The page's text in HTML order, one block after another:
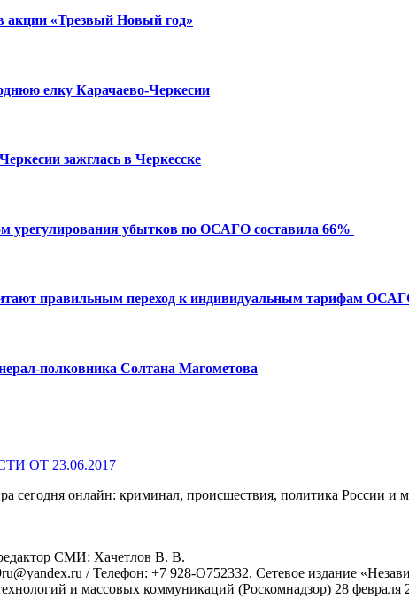
акции «Трезвый Новый год»
елку Карачаево-Черкесии
зажглась в Черкесске
урегулирования убытков по ОСАГО составила 66%
правильным переход к индивидуальным тарифам
полковника Солтана Магометова
ОТ 23.06.2017
сегодня онлайн: криминал, происшествия, политика России и
СМИ: Хaчeтлoв B. B.
/ Телефон: +7 928-O752332. Сетевое издание
и массовых коммуникаций (Роскомнадзор) 28